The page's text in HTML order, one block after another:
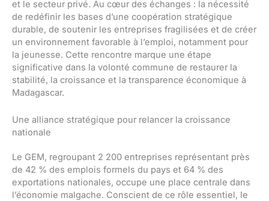
et le secteur privé. Au cœur des échanges : la nécessité
de redéfinir les bases d’une coopération stratégique
durable, de soutenir les entreprises fragilisées et de créer
un environnement favorable à l’emploi, notamment pour
la jeunesse. Cette rencontre marque une étape
significative dans la volonté commune de restaurer la
stabilité, la croissance et la transparence économique à
Madagascar.
Une alliance stratégique pour relancer la croissance
nationale
Le GEM, regroupant 2 200 entreprises représentant près
de 42 % des emplois formels du pays et 64 % des
exportations nationales, occupe une place centrale dans
l’économie malgache. Conscient de ce rôle essentiel, le